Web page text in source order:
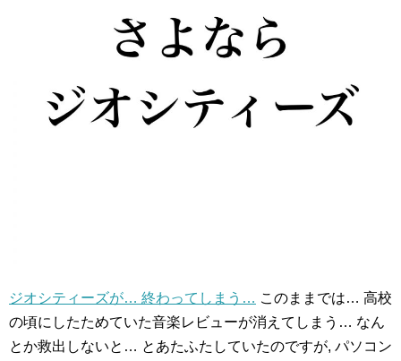
ジオシティーズが… 終わってしまう… このままでは… 高校
の頃にしたためていた音楽レビューが消えてしまう… なん
とか救出しないと… とあたふたしていたのですが, パソコン